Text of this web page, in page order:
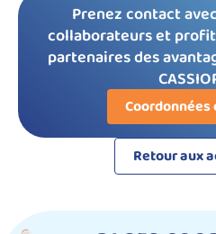
Prenez contact
collaborateurs et
partenaires des
Retour aux